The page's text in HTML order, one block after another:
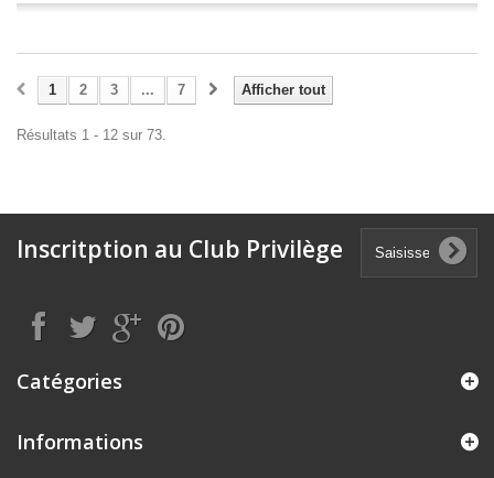
Afficher tout
1 2 3 ... 7
Résultats 1 - 12 sur 73.
Inscritption au Club Privilège
Catégories
Informations